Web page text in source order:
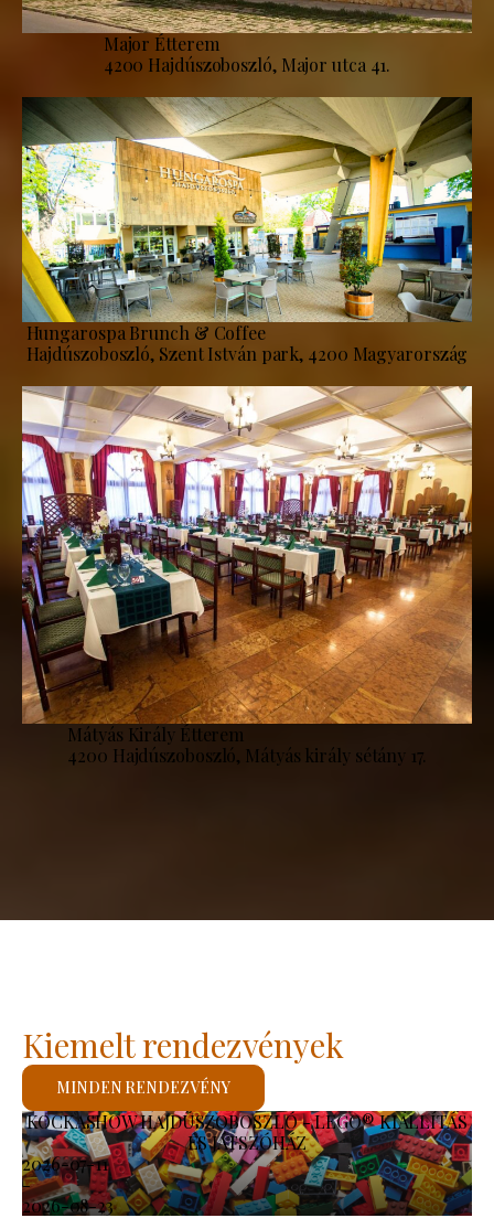
Major Étterem
4200 Hajdúszoboszló, Major utca 41.
Hungarospa Brunch & Coffee
Hajdúszoboszló, Szent István park, 4200 Magyarország
Mátyás Király Étterem
4200 Hajdúszoboszló, Mátyás király sétány 17.
KOCKASHOW HAJDÚSZOBOSZLÓ - LEGO® KIÁLLÍTÁS
ÉS JÁTSZÓHÁZ
2026-07-11
-
2026-08-23
Kiemelt rendezvények
MINDEN RENDEZVÉNY